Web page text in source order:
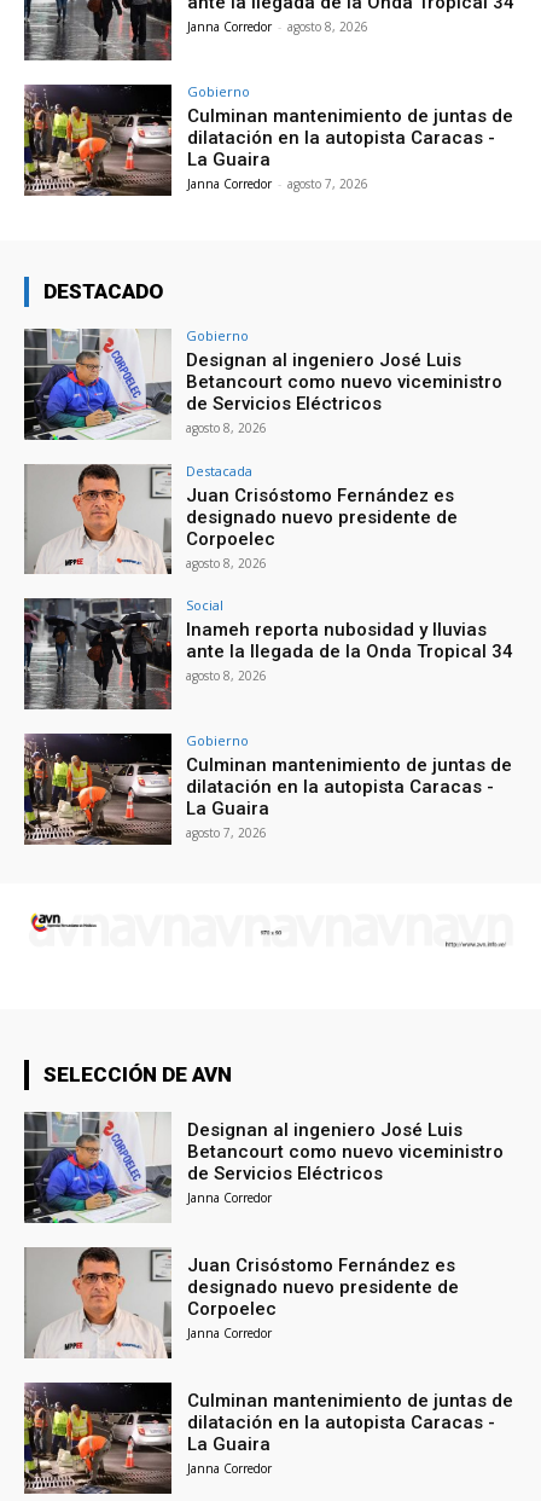
Janna Corredor - agosto 8, 2026
Gobierno
Culminan mantenimiento de juntas de
dilatación en la autopista Caracas -
La Guaira
Janna Corredor - agosto 7, 2026
DESTACADO
Gobierno
Designan al ingeniero José Luis
Betancourt como nuevo viceministro
de Servicios Eléctricos
agosto 8, 2026
Destacada
Juan Crisóstomo Fernández es
designado nuevo presidente de
Corpoelec
agosto 8, 2026
Social
Inameh reporta nubosidad y lluvias
ante la llegada de la Onda Tropical 34
agosto 8, 2026
Gobierno
Culminan mantenimiento de juntas de
dilatación en la autopista Caracas -
La Guaira
agosto 7, 2026
SELECCIÓN DE AVN
Designan al ingeniero José Luis
Betancourt como nuevo viceministro
de Servicios Eléctricos
Janna Corredor
Juan Crisóstomo Fernández es
designado nuevo presidente de
Corpoelec
Janna Corredor
Culminan mantenimiento de juntas de
dilatación en la autopista Caracas -
La Guaira
Janna Corredor